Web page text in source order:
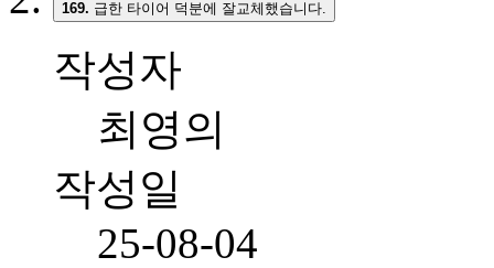
169. 급한 타이어 덕분에 잘교체했습니다.
작성자
최영의
작성일
25-08-04